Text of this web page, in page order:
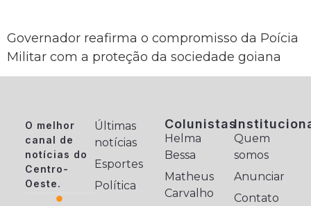
Governador reafirma o compromisso da Poícia
Militar com a proteção da sociedade goiana
O melhor
canal de
notícias do
Centro-
Oeste.
Últimas
notícias
Esportes
Política
Colunistas
Helma
Bessa
Matheus
Carvalho
Quem
somos
Anunciar
Contato